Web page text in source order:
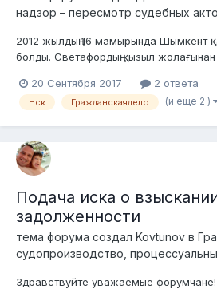
надзор – пересмотр судебных
2012 жылдың 16 мамырында Шымкент
болды. Светафордың қызыл жолағынан
страховая компания)
шығарып берді. 2 айдан соң сот болды,
20 Сентября 2017 2 ответа
Нск Гражданскаядело (и еще 2 )
Подача иска о
задолженности
тема форума создал Kovtunov в
судопроизводство,
Здравствуйте уважаемые